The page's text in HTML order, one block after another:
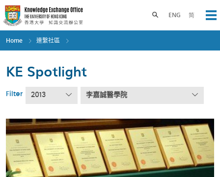
Skip
to
main
content
ENG 简
Toggle search panel
Home 連繫社區
KE Spotlight
Filter 2013 李嘉誠醫學院